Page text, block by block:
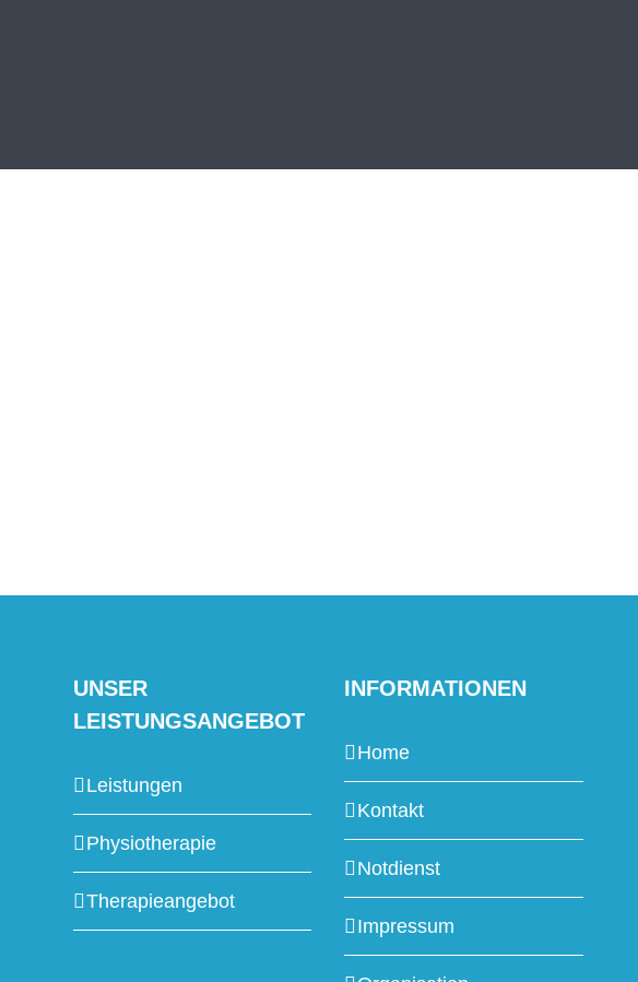
UNSER
LEISTUNGSANGEBOT
Leistungen
Physiotherapie
Therapieangebot
INFORMATIONEN
Home
Kontakt
Notdienst
Impressum